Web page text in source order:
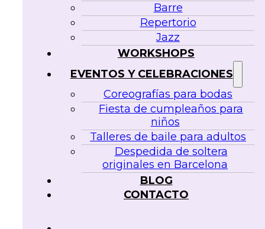
Barre
Repertorio
Jazz
WORKSHOPS
EVENTOS Y CELEBRACIONES
Coreografías para bodas
Fiesta de cumpleaños para
niños
Talleres de baile para adultos
Despedida de soltera
originales en Barcelona
BLOG
CONTACTO